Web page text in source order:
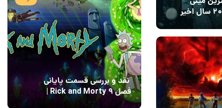
نقد و بررسی قسمت پایانی
فصل ۹ Rick and Morty |
پایان رویایی با Field of
15 04 مرداد 1405